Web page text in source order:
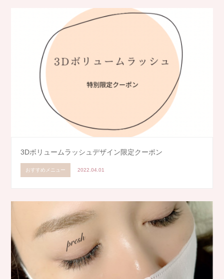
3Dボリュームラッシュデザイン限定クーポン
おすすめメニュー 2022.04.01